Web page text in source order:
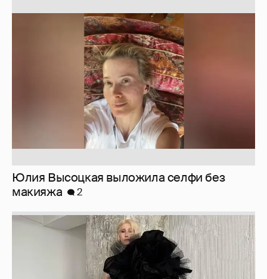
Юлия Высоцкая выложила селфи без
макияжа
2